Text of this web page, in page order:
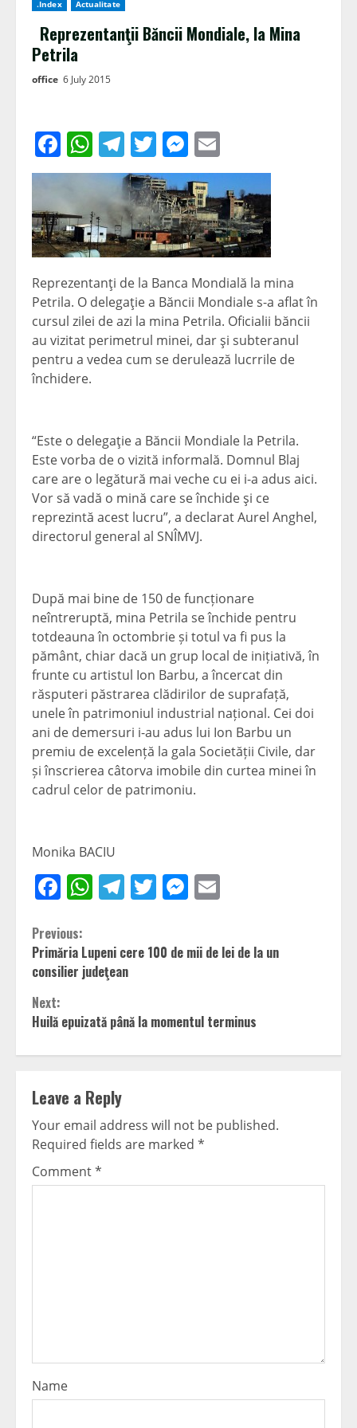
.Index Actualitate
Reprezentanţii Băncii Mondiale, la Mina
Petrila
office 6 July 2015
Facebook
WhatsApp
Telegram
TwitterMessenger
Reprezentanţi de la Banca Mondială la mina
Petrila. O delegaţie a Băncii Mondiale s-a aflat în
cursul zilei de azi la mina Petrila. Oficialii băncii
au vizitat perimetrul minei, dar şi subteranul
pentru a vedea cum se derulează lucrrile de
închidere.
“Este o delegaţie a Băncii Mondiale la Petrila.
Este vorba de o vizită informală. Domnul Blaj
care are o legătură mai veche cu ei i-a adus aici.
Vor să vadă o mină care se închide şi ce
reprezintă acest lucru”, a declarat Aurel Anghel,
directorul general al SNÎMVJ.
După mai bine de 150 de funcționare
neîntreruptă, mina Petrila se închide pentru
totdeauna în octombrie și totul va fi pus la
pământ, chiar dacă un grup local de inițiativă, în
frunte cu artistul Ion Barbu, a încercat din
răsputeri păstrarea clădirilor de suprafață,
unele în patrimoniul industrial național. Cei doi
ani de demersuri i-au adus lui Ion Barbu un
premiu de excelență la gala Societății Civile, dar
și înscrierea câtorva imobile din curtea minei în
cadrul celor de patrimoniu.
Monika BACIU
Facebook
WhatsApp
Telegram
TwitterMessenger
Continue
Reading
Previous:
Primăria Lupeni cere 100 de mii de lei de la un
consilier judeţean
Next:
Huilă epuizată până la momentul terminus
Leave a Reply
Your email address will not be published.
Required fields are marked *
Comment*
Name